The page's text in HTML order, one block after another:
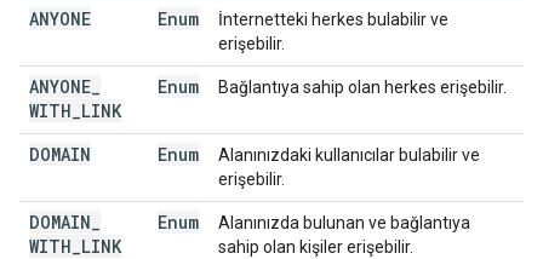
ANYONE Enum
İnternetteki herkes bulabilir ve
erişebilir.
ANYONE
WITH LINK
Enum Bağlantıya sahip olan herkes erişebilir.
DOMAIN Enum
Alanınızdaki kullanıcılar bulabilir ve
erişebilir.
DOMAIN
WITH LINK
Enum
Alanınızda bulunan ve bağlantıya
sahip olan kişiler erişebilir.